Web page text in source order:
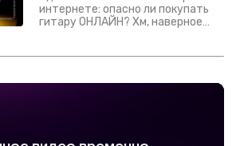
интернете: опасно ли покупать
гитару ОНЛАЙН? Хм, наверное
застрахован. Случись что -